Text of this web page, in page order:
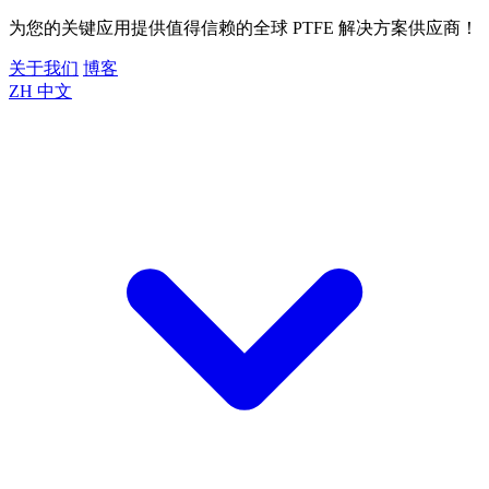
为您的关键应用提供值得信赖的全球 PTFE 解决方案供应商！
关于我们 博客
ZH 中文